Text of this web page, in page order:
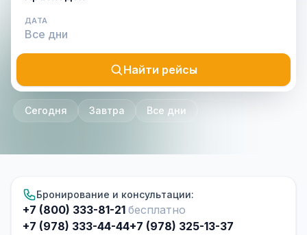
ДАТА
Найти рейсы
Сегодня Завтра Все дни
Бронирование и консультации:
+7 (800) 333-81-21 бесплатно
+7 (978) 333-44-44+7 (978) 325-13-37